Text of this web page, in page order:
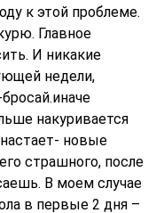
к этой проблеме.
Главное
И никакие
недели,
накуривается
новые
страшного, после
В моем случае
в первые 2 дня –